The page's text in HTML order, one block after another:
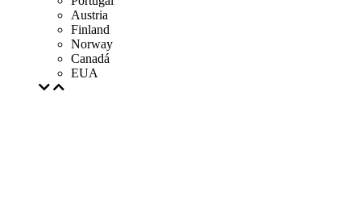
Austria
Finland
Norway
Canadá
EUA